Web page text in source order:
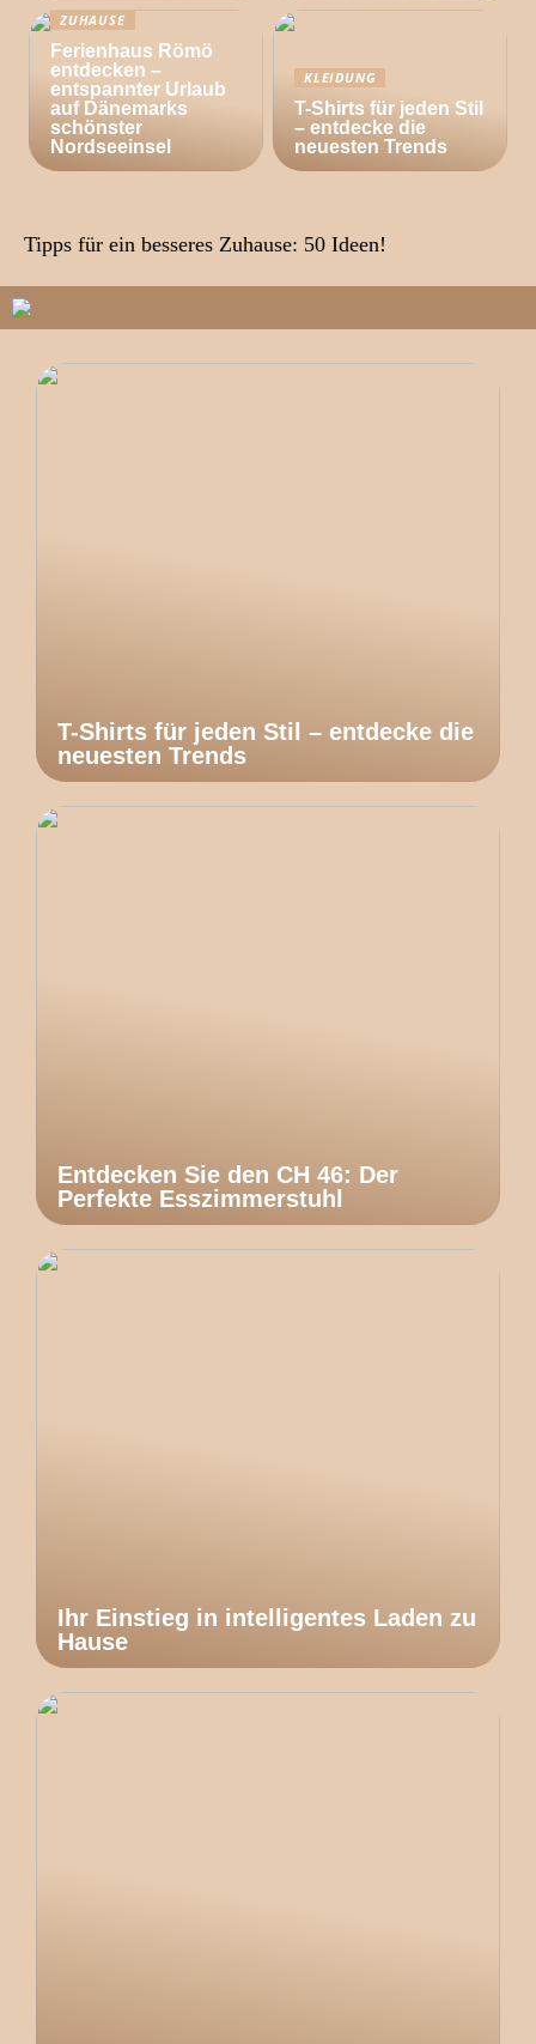
ZUHAUSE
Ferienhaus Römö
entdecken –
entspannter Urlaub
auf Dänemarks
schönster
Nordseeinsel
KLEIDUNG
T-Shirts für jeden Stil
– entdecke die
neuesten Trends
Tipps für ein besseres Zuhause: 50 Ideen!
T-Shirts für jeden Stil – entdecke die
neuesten Trends
Entdecken Sie den CH 46: Der
Perfekte Esszimmerstuhl
Ihr Einstieg in intelligentes Laden zu
Hause